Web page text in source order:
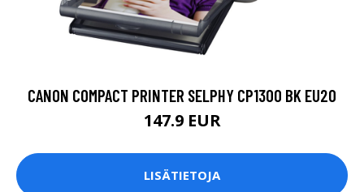
CANON COMPACT PRINTER SELPHY CP1300 BK EU20
147.9 EUR
LISÄTIETOJA